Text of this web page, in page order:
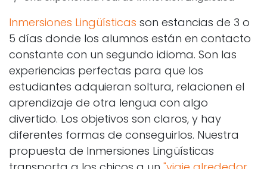
Inmersiones Lingüísticas son estancias de 3 o
5 días donde los alumnos están en contacto
constante con un segundo idioma. Son las
experiencias perfectas para que los
estudiantes adquieran soltura, relacionen el
aprendizaje de otra lengua con algo
divertido. Los objetivos son claros, y hay
diferentes formas de conseguirlos. Nuestra
propuesta de Inmersiones Lingüísticas